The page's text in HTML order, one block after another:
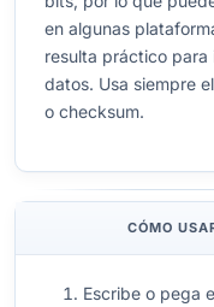
en algunas
resulta práctico para
datos. Usa siempre
o checksum.
CÓMO
Escribe o pega